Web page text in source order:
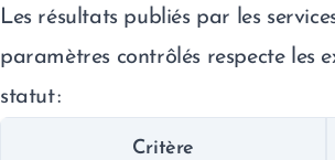
Les résultats publiés par les
paramètres contrôlés respecte les
statut :
Critère